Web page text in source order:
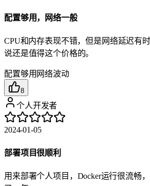
配置够用，网络一般
CPU和内存表现不错，但是网络延迟有
说还是值得这个价格的。
配置够用 网络波动
8
个人开发者
2024-01-05
部署项目很顺利
用来部署个人项目，Docker运行很流畅